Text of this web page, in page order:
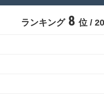
ランキング 8 位 /